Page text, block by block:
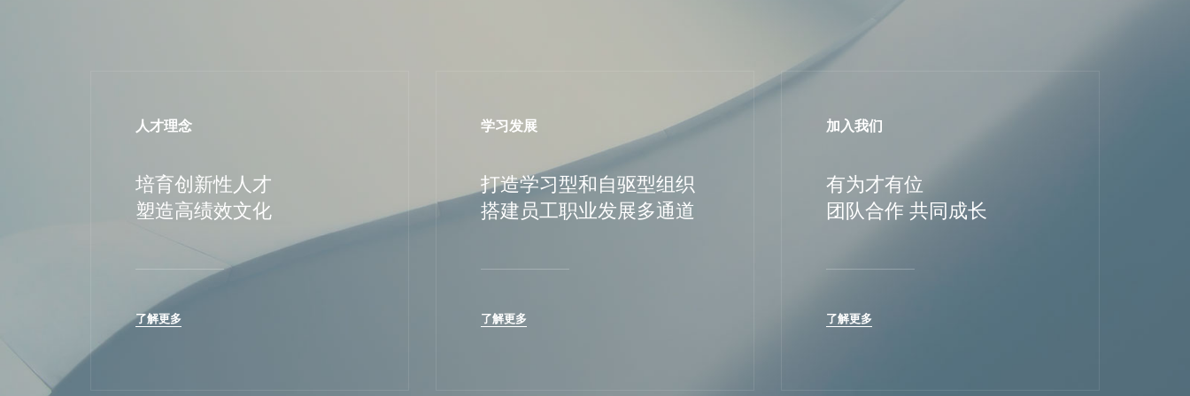
人才理念
培育创新性人才
塑造高绩效文化
了解更多
学习发展
打造学习型和自驱型组织
搭建员工职业发展多通道
了解更多
加入我们
有为才有位
团队合作 共同成长
了解更多